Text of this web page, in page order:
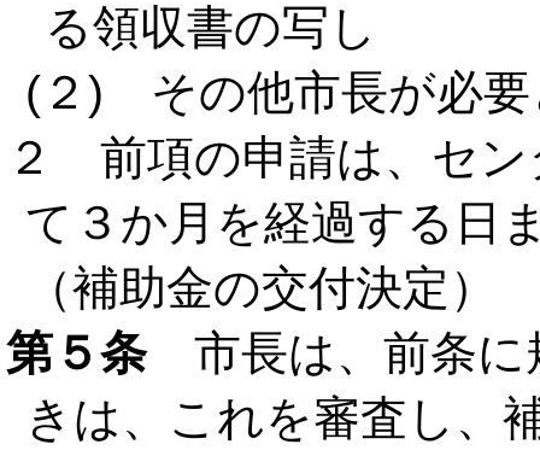
る領収書の写し
(２) その他市長が必要
２ 前項の申請は、セン
て３か月を経過する日
（補助金の交付決定）
第５条市長は、前条に
きは、これを審査し、